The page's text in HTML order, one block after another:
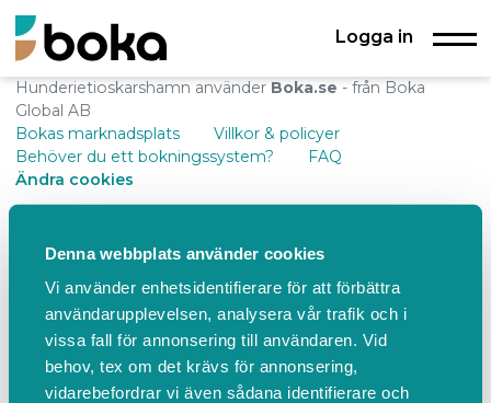
Denna webbplats använder cookies
Vi använder enhetsidentifierare för att förbättra
användarupplevelsen, analysera vår trafik och i
vissa fall för annonsering till användaren. Vid
behov, tex om det krävs för annonsering,
vidarebefordrar vi även sådana identifierare och
Logga in
Hunderietioskarshamn använder Boka.se - från Boka
Global AB
Bokas marknadsplats
Villkor & policyer
Behöver du ett bokningssystem?
FAQ
Ändra cookies